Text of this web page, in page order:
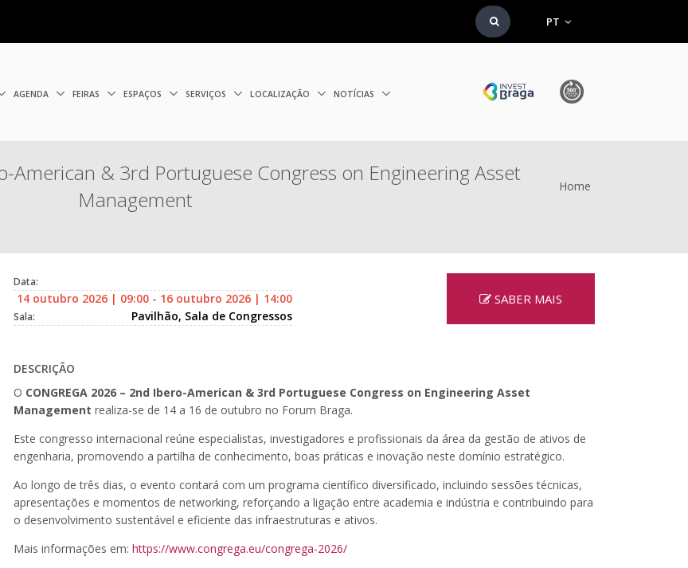
PT
AGENDA FEIRAS ESPAÇOS SERVIÇOS LOCALIZAÇÃO NOTÍCIAS
American & 3rd Portuguese Congress on Engineering Asset
Management
Home
Data:
14 outubro 2026 | 09:00 - 16 outubro 2026 | 14:00
Sala: Pavilhão, Sala de Congressos
SABER MAIS
DESCRIÇÃO
O CONGREGA 2026 – 2nd Ibero-American & 3rd Portuguese Congress on Engineering Asset
Management realiza-se de 14 a 16 de outubro no Forum Braga.
Este congresso internacional reúne especialistas, investigadores e profissionais da área da gestão de ativos de
engenharia, promovendo a partilha de conhecimento, boas práticas e inovação neste domínio estratégico.
Ao longo de três dias, o evento contará com um programa científico diversificado, incluindo sessões técnicas,
apresentações e momentos de networking, reforçando a ligação entre academia e indústria e contribuindo para
o desenvolvimento sustentável e eficiente das infraestruturas e ativos.
Mais informações em: https://www.congrega.eu/congrega-2026/